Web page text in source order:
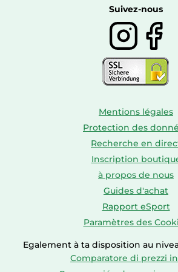
Suivez-nous
Mentions légales
Protection des
Recherche en
Inscription
à propos de nous
Guides d'achat
Rapport eSport
Paramètres des
Egalement à ta disposition au
Comparatore di prezzi